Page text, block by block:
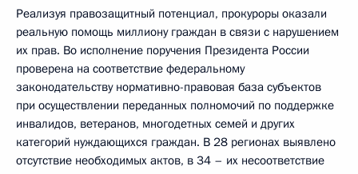
Реализуя правозащитный потенциал, прокуроры оказали
реальную помощь миллиону граждан в связи с нарушением
их прав. Во исполнение поручения Президента России
проверена на соответствие федеральному
законодательству нормативно-правовая база субъектов
при осуществлении переданных полномочий по поддержке
инвалидов, ветеранов, многодетных семей и других
категорий нуждающихся граждан. В 28 регионах выявлено
отсутствие необходимых актов, в 34 – их несоответствие